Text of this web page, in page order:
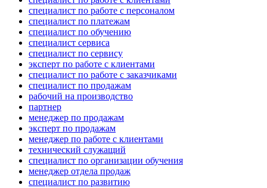
специалист по работе с персоналом
специалист по платежам
специалист по обучению
специалист сервиса
специалист по сервису
эксперт по работе с клиентами
специалист по работе с заказчиками
специалист по продажам
рабочий на производство
партнер
менеджер по продажам
эксперт по продажам
менеджер по работе с клиентами
технический служащий
специалист по организации обучения
менеджер отдела продаж
специалист по развитию